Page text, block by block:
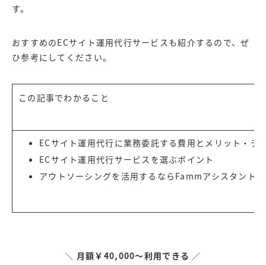
す。
おすすめのECサイト運用代行サービスも紹介するので、ぜ
ひ参考にしてください。
この記事でわかること
ECサイト運用代行に業務委託する費用とメリット・デ
ECサイト運用代行サービスを選ぶポイント
アウトソーシングを活用するなら Fammアシスタント
＼ 月額￥40,000～利用できる ／